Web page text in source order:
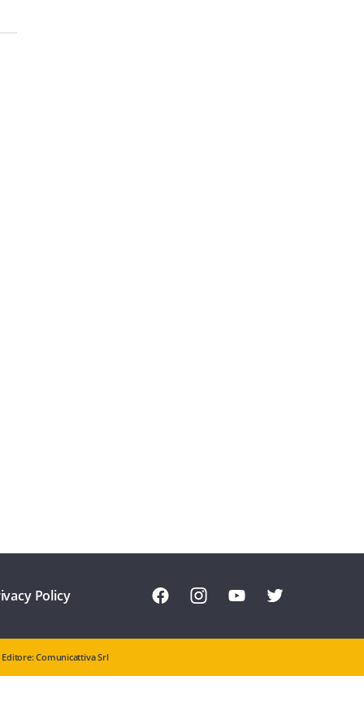
Policy
Editore: Comunicattiva Srl